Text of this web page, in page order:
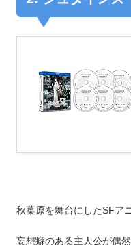
秋葉原を舞台にしたSFアニ
妄想癖のある主人公が偶